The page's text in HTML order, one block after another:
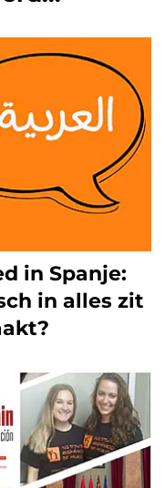
in Spanje:
in alles zit